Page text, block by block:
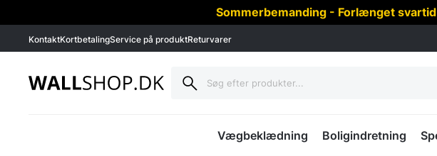
Sommerbemanding - Forlænget
KontaktKortbetalingService på produktReturvarer
Vægbeklædning Boligindretning